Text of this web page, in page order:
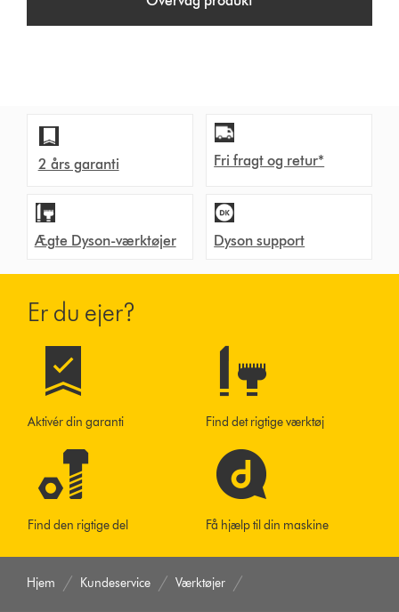
2 års garanti Fri fragt og retur*
Ægte Dyson-værktøjer Dyson support
Er du ejer?
Aktivér din garanti Find det rigtige værktøj
Find den rigtige del Få hjælp til din maskine
Hjem Kundeservice Værktøjer